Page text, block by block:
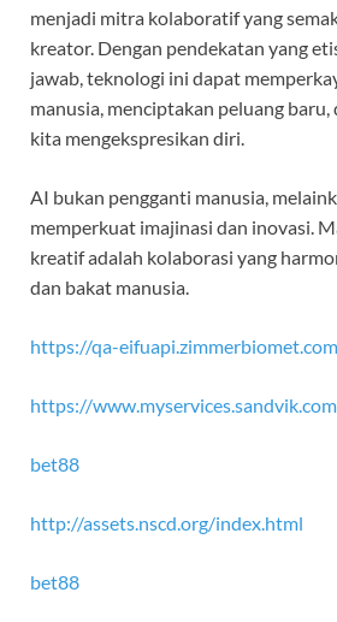
menjadi mitra kolaboratif yang
kreator. Dengan pendekatan yang
jawab, teknologi ini dapat
manusia, menciptakan peluang
kita mengekspresikan diri.
AI bukan pengganti manusia,
memperkuat imajinasi dan inovasi.
kreatif adalah kolaborasi yang
dan bakat manusia.
https://qa-eifuapi.zimmerbiomet.com
https://www.myservices.sandvik.com
bet88
http://assets.nscd.org/index.html
bet88